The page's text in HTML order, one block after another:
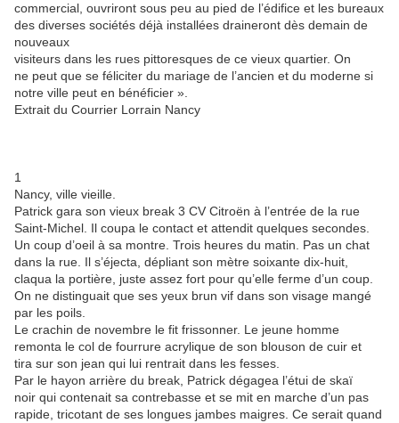
commercial, ouvriront sous peu au pied de l’édifice et les bureaux
des diverses sociétés déjà installées draineront dès demain de
nouveaux
visiteurs dans les rues pittoresques de ce vieux quartier. On
ne peut que se féliciter du mariage de l’ancien et du moderne si
notre ville peut en bénéficier ».
Extrait du Courrier Lorrain Nancy
1
Nancy, ville vieille.
Patrick gara son vieux break 3 CV Citroën à l’entrée de la rue
Saint-Michel. Il coupa le contact et attendit quelques secondes.
Un coup d’oeil à sa montre. Trois heures du matin. Pas un chat
dans la rue. Il s’éjecta, dépliant son mètre soixante dix-huit,
claqua la portière, juste assez fort pour qu’elle ferme d’un coup.
On ne distinguait que ses yeux brun vif dans son visage mangé
par les poils.
Le crachin de novembre le fit frissonner. Le jeune homme
remonta le col de fourrure acrylique de son blouson de cuir et
tira sur son jean qui lui rentrait dans les fesses.
Par le hayon arrière du break, Patrick dégagea l’étui de skaï
noir qui contenait sa contrebasse et se mit en marche d’un pas
rapide, tricotant de ses longues jambes maigres. Ce serait quand